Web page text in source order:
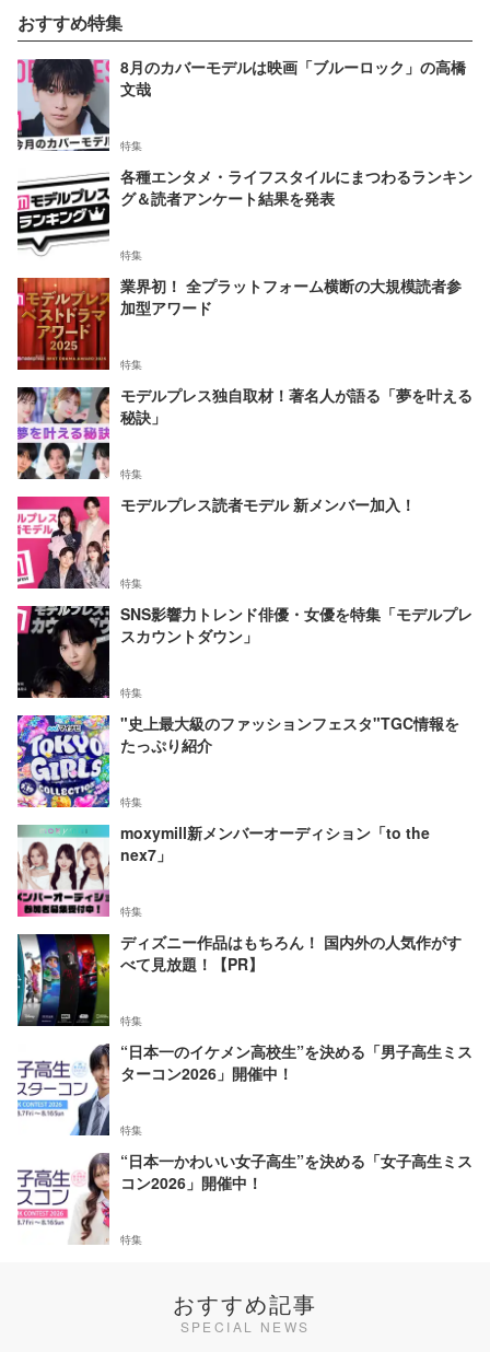
おすすめ特集
8月のカバーモデルは映画「ブルーロック」の高橋
文哉
特集
各種エンタメ・ライフスタイルにまつわるランキン
グ＆読者アンケート結果を発表
特集
業界初！ 全プラットフォーム横断の大規模読者参
加型アワード
特集
モデルプレス独自取材！著名人が語る「夢を叶える
秘訣」
特集
モデルプレス読者モデル 新メンバー加入！
特集
SNS影響力トレンド俳優・女優を特集「モデルプレ
スカウントダウン」
特集
"史上最大級のファッションフェスタ"TGC情報を
たっぷり紹介
特集
moxymill新メンバーオーディション「to the
nex7」
特集
ディズニー作品はもちろん！ 国内外の人気作がす
べて見放題！【PR】
特集
“日本一のイケメン高校生”を決める「男子高生ミス
ターコン2026」開催中！
特集
“日本一かわいい女子高生”を決める「女子高生ミス
コン2026」開催中！
特集
おすすめ記事
SPECIAL NEWS